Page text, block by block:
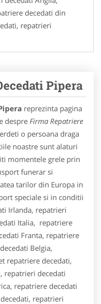
decedati din
repatrieri
Pipera
reprezinta pagina
despre Firma Repatriere
o persoana draga
noastre sunt alaturi
momentele grele prin
funerar si
tarilor din Europa in
speciale si in conditii
Irlanda, repatrieri
Italia, repatriere
Franta, repatriere
Belgia,
repatriere decedati,
repatrieri decedati
repatriere decedati
repatrieri